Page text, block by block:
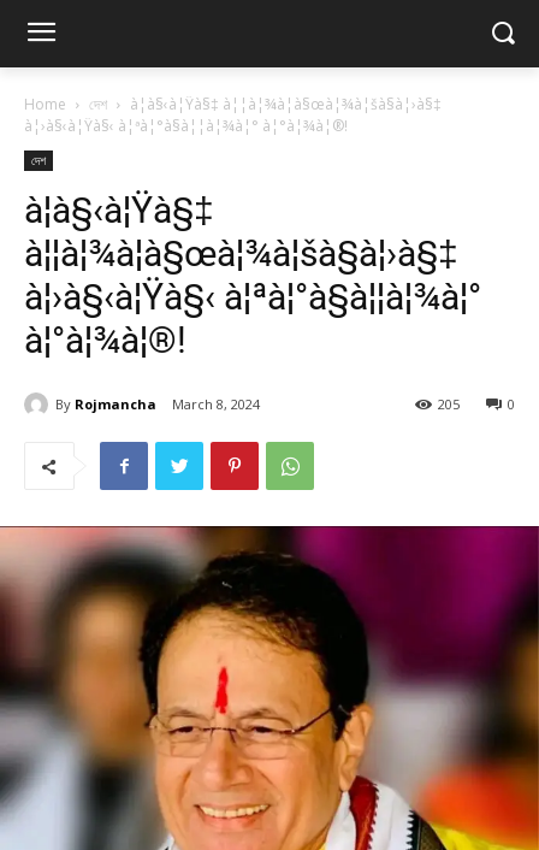
Home দেশ
à¦­à§‹à¦Ÿà§‡ à¦¦à¦¾à¦à§œà¦¾à¦šà§à¦›à§‡
à¦›à§‹à¦Ÿà§‹ à¦ªà¦°à§à¦¦à¦¾à¦° à¦°à¦¾à¦®!
দেশ
à¦­à§‹à¦Ÿà§‡
à¦¦à¦¾à¦à§œà¦¾à¦šà§à¦›à§‡
à¦›à§‹à¦Ÿà§‹ à¦ªà¦°à§à¦¦à¦¾à¦°
à¦°à¦¾à¦®!
By Rojmancha March 8, 2024 0
205